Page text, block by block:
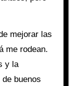
mejorar las
me rodean.
y la
buenos